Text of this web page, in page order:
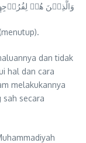
وَالَّذِيۡنَ هُمۡ
dan tidak
hal dan cara
melakukannya
secara